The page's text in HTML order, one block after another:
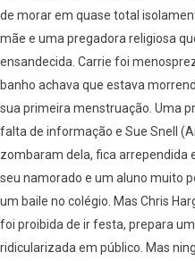
de morar em quase total
mãe e uma pregadora religiosa
ensandecida. Carrie foi
banho achava que estava
sua primeira menstruação. Uma
falta de informação e Sue Snell
zombaram dela, fica arrependida
seu namorado e um aluno muito
um baile no colégio. Mas Chris
foi proibida de ir festa, prepara
ridicularizada em público. Mas